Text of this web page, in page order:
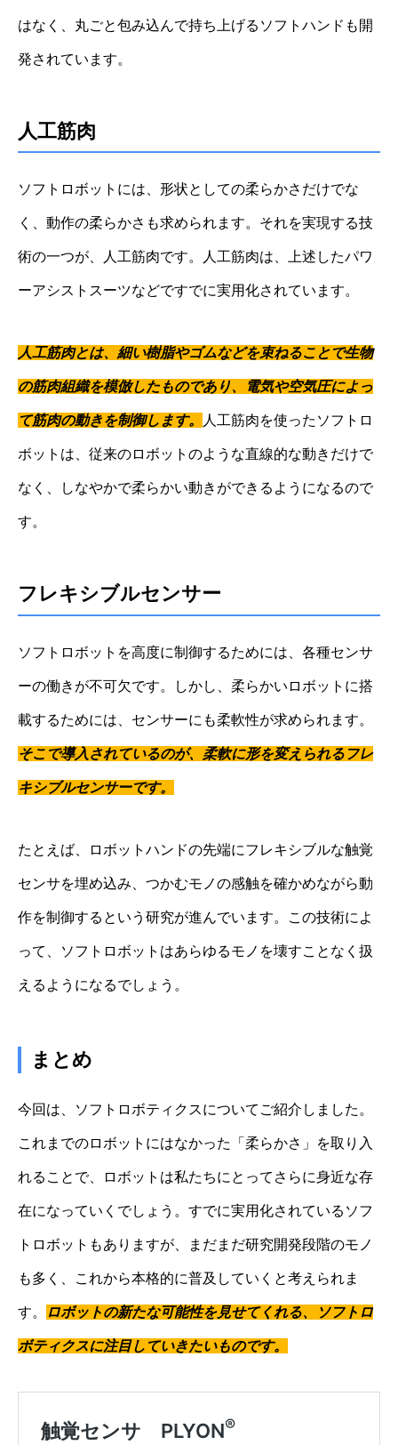
はなく、丸ごと包み込んで持ち上げるソフトハンドも開
発されています。
人工筋肉
ソフトロボットには、形状としての柔らかさだけでな
く、動作の柔らかさも求められます。それを実現する技
術の一つが、人工筋肉です。人工筋肉は、上述したパワ
ーアシストスーツなどですでに実用化されています。
人工筋肉とは、細い樹脂やゴムなどを束ねることで生物
の筋肉組織を模倣したものであり、電気や空気圧によっ
て筋肉の動きを制御します。 人工筋肉を使ったソフトロ
ボットは、従来のロボットのような直線的な動きだけで
なく、しなやかで柔らかい動きができるようになるので
す。
フレキシブルセンサー
ソフトロボットを高度に制御するためには、各種センサ
ーの働きが不可欠です。しかし、柔らかいロボットに搭
載するためには、センサーにも柔軟性が求められます。
そこで導入されているのが、柔軟に形を変えられるフレ
キシブルセンサーです。
たとえば、ロボットハンドの先端にフレキシブルな触覚
センサを埋め込み、つかむモノの感触を確かめながら動
作を制御するという研究が進んでいます。この技術によ
って、ソフトロボットはあらゆるモノを壊すことなく扱
えるようになるでしょう。
まとめ
今回は、ソフトロボティクスについてご紹介しました。
これまでのロボットにはなかった「柔らかさ」を取り入
れることで、ロボットは私たちにとってさらに身近な存
在になっていくでしょう。すでに実用化されているソフ
トロボットもありますが、まだまだ研究開発段階のモノ
も多く、これから本格的に普及していくと考えられま
す。 ロボットの新たな可能性を見せてくれる、ソフトロ
ボティクスに注目していきたいものです。